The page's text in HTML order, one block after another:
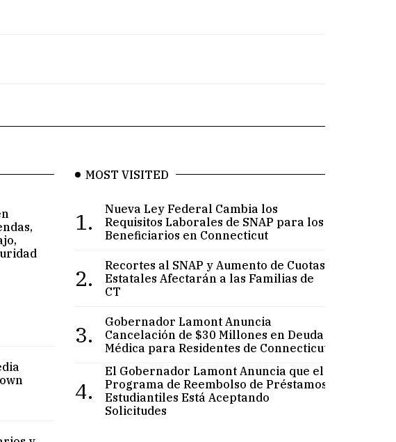
MOST VISITED
1.
Nueva Ley Federal Cambia los
Requisitos Laborales de SNAP para los
Beneficiarios en Connecticut
2.
Recortes al SNAP y Aumento de Cuotas
Estatales Afectarán a las Familias de
CT
3.
Gobernador Lamont Anuncia
Cancelación de $30 Millones en Deuda
Médica para Residentes de Connecticut
4.
El Gobernador Lamont Anuncia que el
Programa de Reembolso de Préstamos
Estudiantiles Está Aceptando
Solicitudes